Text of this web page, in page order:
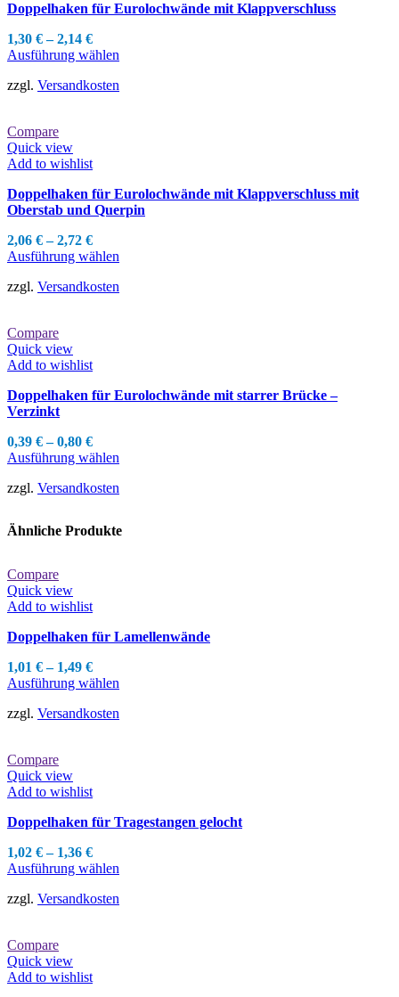
auf
gewählt
Doppelhaken für Eurolochwände mit Klappverschluss
1,30 €–2,14 €
Ausführung wählen
weist
auf
der
werden
zzgl. Versandkosten
Compare
Quick view
Add to wishlist
Doppelhaken für Eurolochwände mit Klappverschluss mit
Oberstab und Querpin
2,06 €–2,72 €
Ausführung wählen
weist
auf
werden
zzgl. Versandkosten
Compare
Quick view
Add to wishlist
Doppelhaken für Eurolochwände mit starrer Brücke –
Verzinkt
0,39 €–0,80 €
Ausführung wählen
weist
auf.
Produktseite
zzgl. Versandkosten
Ähnliche Produkte
Compare
Quick view
Add to wishlist
Doppelhaken für Lamellenwände
1,01 €– 1,49 €
Ausführung wählen
weist
auf
gewählt
zzgl. Versandkosten
Compare
Quick view
Add to wishlist
Doppelhaken für Tragestangen gelocht
1,02 €– 1,36 €
Ausführung wählen
weist
zzgl. Versandkosten
Compare
Quick view
Add to wishlist